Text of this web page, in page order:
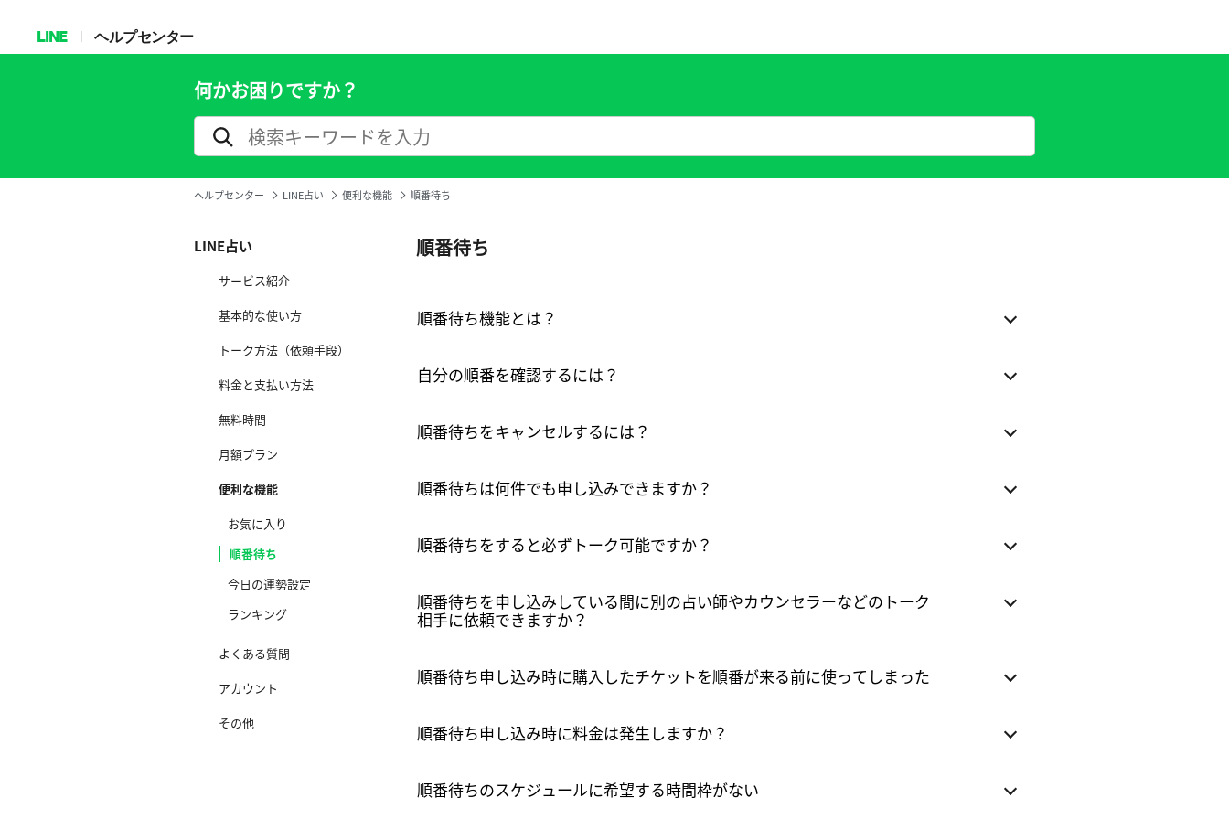
LINE ヘルプセンター
何かお困りですか？
ヘルプセンター LINE占い 便利な機能 順番待ち
LINE占い
サービス紹介
基本的な使い方
トーク方法（依頼手段）
料金と支払い方法
無料時間
月額プラン
便利な機能
お気に入り
順番待ち
今日の運勢設定
ランキング
よくある質問
アカウント
その他
順番待ち
順番待ち機能とは？
自分の順番を確認するには？
順番待ちをキャンセルするには？
順番待ちは何件でも申し込みできますか？
順番待ちをすると必ずトーク可能ですか？
順番待ちを申し込みしている間に別の占い師やカウンセラーなどのトーク
相手に依頼できますか？
順番待ち申し込み時に購入したチケットを順番が来る前に使ってしまった
順番待ち申し込み時に料金は発生しますか？
順番待ちのスケジュールに希望する時間枠がない
確認